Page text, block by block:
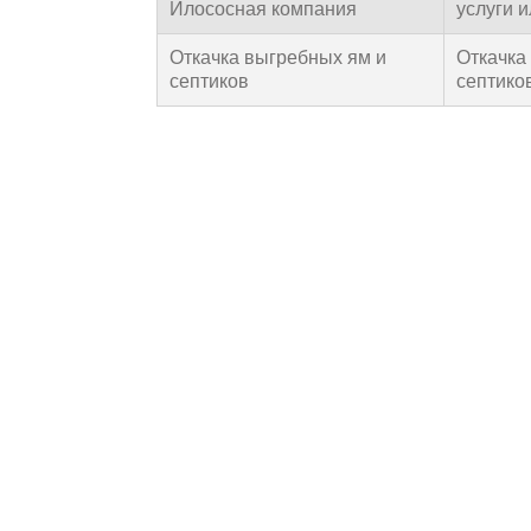
Илососная компания услуги
Откачка выгребных ям и
септиков